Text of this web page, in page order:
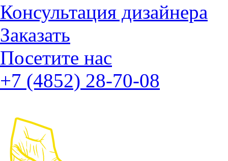
Консультация дизайнера
Заказать
Посетите нас
+7 (4852) 28-70-08